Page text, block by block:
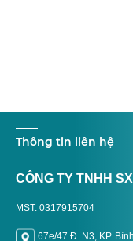
Thông tin liên hệ
CÔNG TY TNHH
MST: 0317915704
67e/47 Đ. N3, KP.